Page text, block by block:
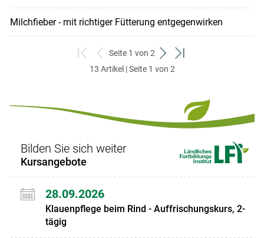
Milchfieber - mit richtiger Fütterung entgegenwirken
zum
ersten
zurück
zum
Seite 1 von 2
weiter
zum
zum
13 Artikel | Seite 1 von 2
Bilden Sie sich weiter
Kursangebote
28.09.2026
Klauenpflege beim Rind - Auffrischungskurs, 2-
tägig